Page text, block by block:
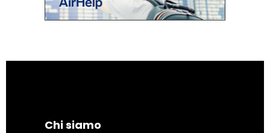
Chi siamo